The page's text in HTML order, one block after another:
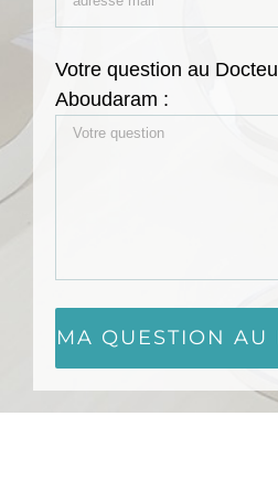
Votre question au
Aboudaram :